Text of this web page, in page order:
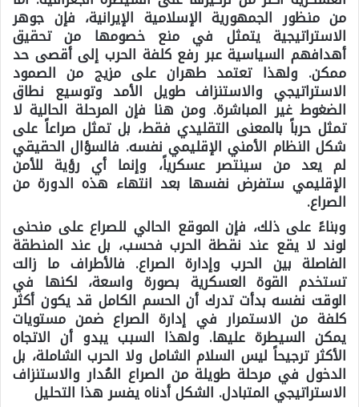
من منظور الجمهورية الإسلامية الإيرانية، فإن جوهر
الاستراتيجية يتمثل في منع خصومها من تحقيق
أهدافهم السياسية عبر رفع كلفة الحرب إلى أقصى حد
ممكن. ولهذا تعتمد طهران على مزيج من الصمود
الاستراتيجي والاستنزاف طويل الأمد وتوسيع نطاق
الضغوط غير المباشرة. ومن هنا فإن المرحلة الحالية لا
تمثل حرباً بالمعنى التقليدي فقط، بل تمثل صراعاً على
شكل النظام الأمني الإقليمي نفسه. فالسؤال الحقيقي
لم يعد من سينتصر عسكرياً، وإنما أي رؤية للأمن
الإقليمي ستفرض نفسها بعد انتهاء هذه الدورة من
الصراع.
وبناءً على ذلك، فإن الموقع الحالي للصراع على منحنى
لوند لا يقع عند نقطة الحرب فحسب، بل عند المنطقة
الفاصلة بين الحرب وإدارة الصراع. فالأطراف ما زالت
تستخدم القوة العسكرية بصورة واسعة، لكنها في
الوقت نفسه بدأت تدرك أن الحسم الكامل قد يكون أكثر
كلفة من الاستمرار في إدارة الصراع ضمن مستويات
يمكن السيطرة عليها. ولهذا السبب يبدو أن الاتجاه
الأكثر ترجيحاً ليس السلام الشامل ولا الحرب الشاملة، بل
الدخول في مرحلة طويلة من الصراع المُدار والاستنزاف
الاستراتيجي المتبادل. الشكل أدناه يفسر هذا التحليل